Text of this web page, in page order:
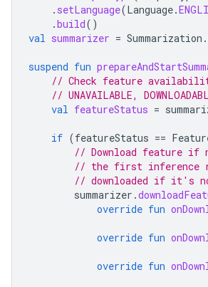
. setLanguage(Language.
.build()
val summarizer = Summarization .
suspend fun
// Check feature
// UNAVAILABLE,
val featureStatus =
if (featureStatus ==
// Download feature if
// the first inference
// downloaded if it's
summarizer .
override fun
override fun
override fun